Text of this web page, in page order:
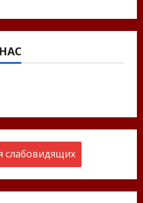
слабовидящих